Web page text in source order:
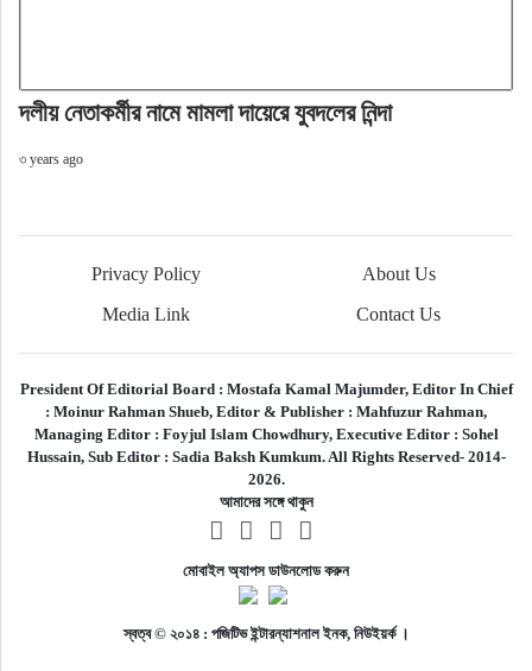
দলীয় নেতাকর্মীর নামে মামলা দায়েরে যুবদলের নিন্দা
৩ years ago
Privacy Policy
About Us
Media Link
Contact Us
President Of Editorial Board : Mostafa Kamal Majumder, Editor In Chief
: Moinur Rahman Shueb, Editor & Publisher : Mahfuzur Rahman,
Managing Editor : Foyjul Islam Chowdhury, Executive Editor : Sohel
Hussain, Sub Editor : Sadia Baksh Kumkum. All Rights Reserved- 2014-
2026.
আমাদের সঙ্গে থাকুন
মোবাইল অ্যাপস ডাউনলোড করুন
স্বত্ব © ২০১৪ : পজিটিভ ইন্টারন্যাশনাল ইনক, নিউইয়র্ক ।